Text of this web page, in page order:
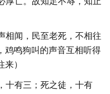
闻，民至老死，不相往
鸡鸣狗叫的声音互相听得
）
有三；死之徒，十有